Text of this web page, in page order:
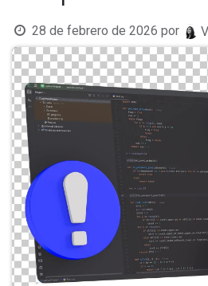
28 de febrero de 2026 por